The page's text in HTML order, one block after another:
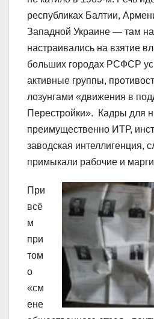
республиках Балтии,
Западной Украине — там
настраивались на взятие
больших городах РСФСР
активные группы,
лозунгами «движения в
Перестройки». Кадры для
преимущественно ИТР,
заводская интеллигенция,
примыкали рабочие и
При
всё
м
при
том
о
«см
ене